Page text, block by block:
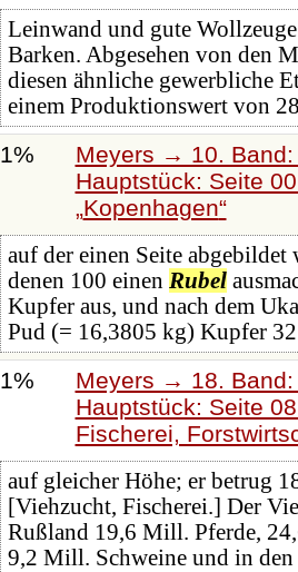
Leinwand und gute
Barken. Abgesehen von den
diesen ähnliche gewerbliche
einem Produktionswert von
1%
Meyers → 10.
Hauptstück: Seite
Kopenhagen
auf der einen Seite
denen 100 einen Rubel
Kupfer aus, und nach dem
Pud (= 16,3805 kg) Kupfer
1%
Meyers → 18.
Hauptstück: Seite
Fischerei,
auf gleicher Höhe; er betrug
[Viehzucht, Fischerei.] Der
Rußland 19,6 Mill. Pferde,
9,2 Mill. Schweine und in den